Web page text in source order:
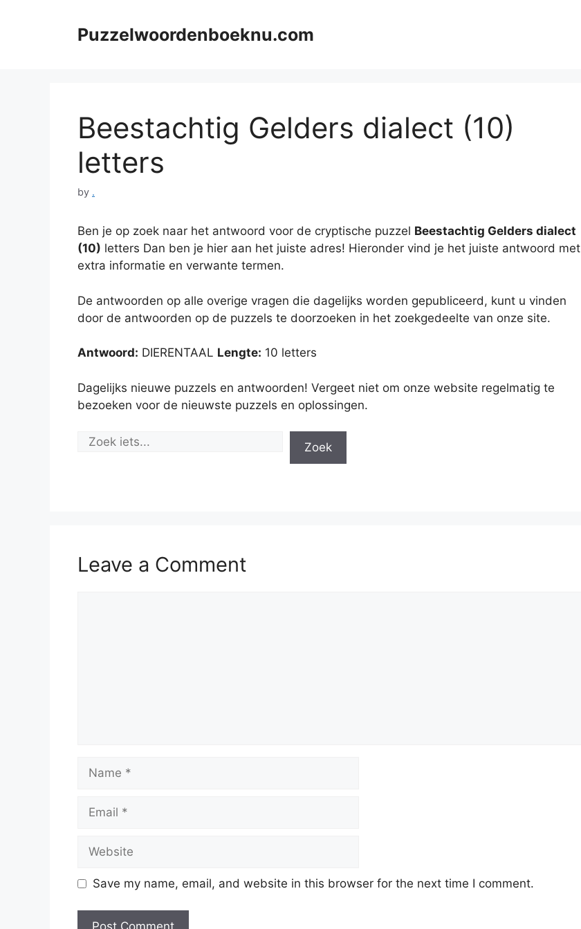
Puzzelwoordenboeknu.com
Beestachtig Gelders dialect (10)
letters
by .
Ben je op zoek naar het antwoord voor de cryptische puzzel Beestachtig Gelders dialect
(10) letters Dan ben je hier aan het juiste adres! Hieronder vind je het juiste antwoord met
extra informatie en verwante termen.
De antwoorden op alle overige vragen die dagelijks worden gepubliceerd, kunt u vinden
door de antwoorden op de puzzels te doorzoeken in het zoekgedeelte van onze site.
Antwoord: DIERENTAAL Lengte: 10 letters
Dagelijks nieuwe puzzels en antwoorden! Vergeet niet om onze website regelmatig te
bezoeken voor de nieuwste puzzels en oplossingen.
Zoek
Leave a Comment
Name
Email
Website
Save my name, email, and website in this browser for the next time I comment.